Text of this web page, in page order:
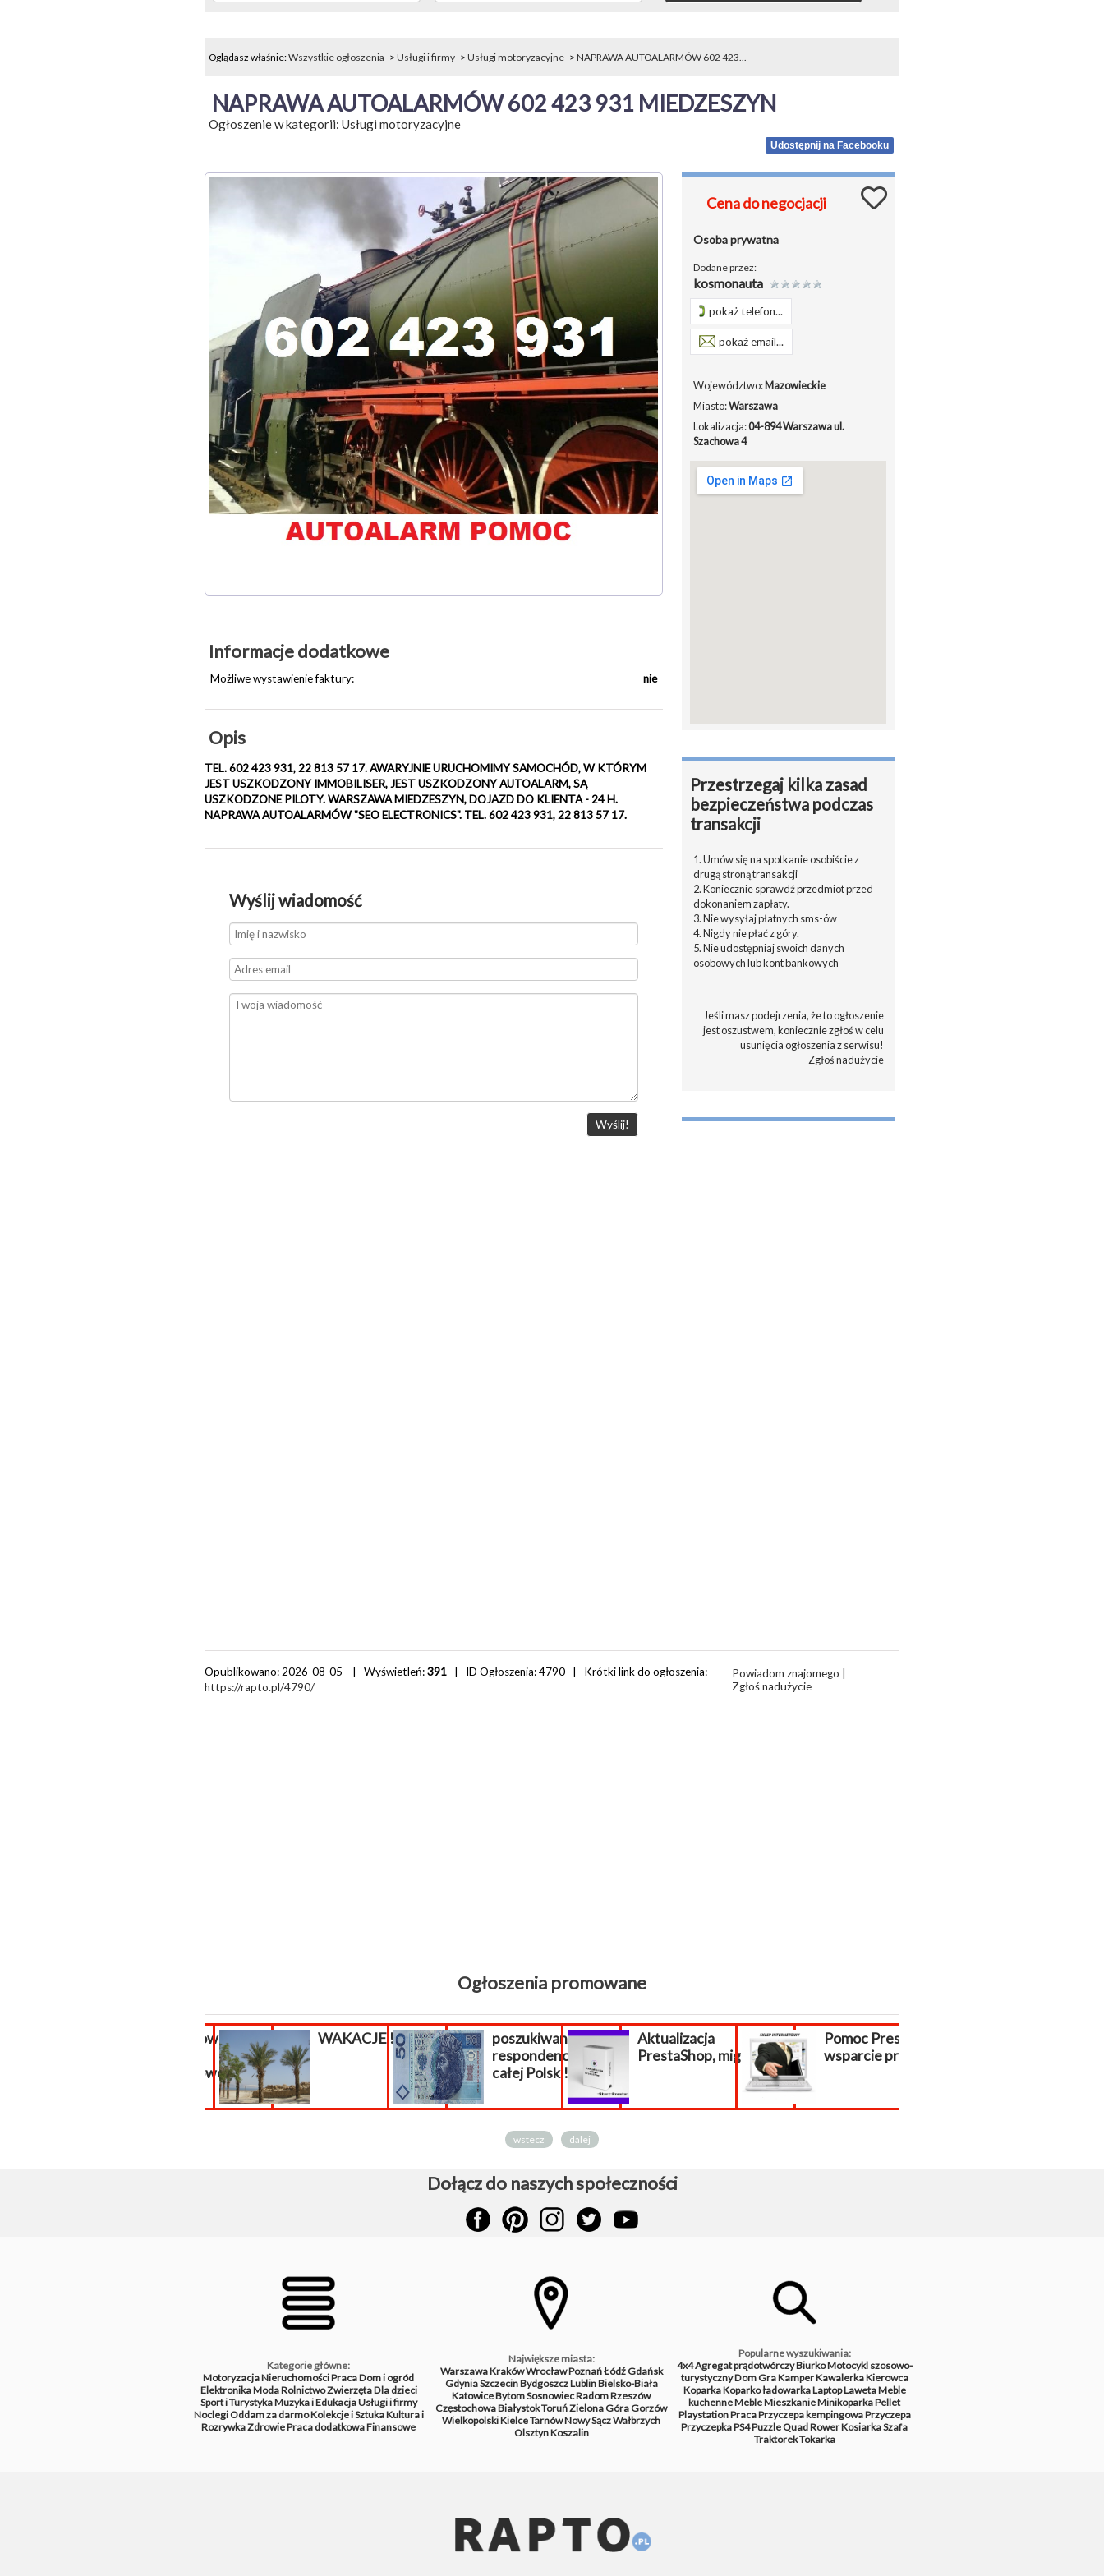
Oglądasz właśnie:Wszystkie ogłoszenia -> Usługi i firmy-> Usługi motoryzacyjne-> NAPRAWA AUTOALARMÓW 602 423...
NAPRAWA AUTOALARMÓW 602 423 931 MIEDZESZYN
Ogłoszenie w kategorii: Usługi motoryzacyjne
Udostępnij na Facebooku
Informacje dodatkowe
Możliwe wystawienie faktury: nie
Opis
TEL. 602 423 931, 22 813 57 17. AWARYJNIE URUCHOMIMY SAMOCHÓD, W KTÓRYM
JEST USZKODZONY IMMOBILISER, JEST USZKODZONY AUTOALARM, SĄ
USZKODZONE PILOTY. WARSZAWA MIEDZESZYN, DOJAZD DO KLIENTA - 24 H.
NAPRAWA AUTOALARMÓW "SEO ELECTRONICS". TEL. 602 423 931, 22 813 57 17.
Wyślij wiadomość
Cena do negocjacji
Osoba prywatna
Dodane przez:
kosmonauta
pokaż telefon...
pokaż email...
Województwo:Mazowieckie
Miasto:Warszawa
Lokalizacja:04-894 Warszawa ul.
Szachowa 4
Przestrzegaj kilka zasad
bezpieczeństwa podczas
transakcji
1. Umów się na spotkanie osobiście z
drugą stroną transakcji
2. Koniecznie sprawdź przedmiot przed
dokonaniem zapłaty.
3. Nie wysyłaj płatnych sms-ów
4. Nigdy nie płać z góry.
5. Nie udostępniaj swoich danych
osobowych lub kont bankowych
Jeśli masz podejrzenia, że to ogłoszenie
jest oszustwem, koniecznie zgłoś w celu
usunięcia ogłoszenia z serwisu!
Zgłoś nadużycie
Opublikowano: 2026-08-05 | Wyświetleń:391| ID Ogłoszenia:4790| Krótki link do ogłoszenia:
https://rapto.pl/4790/
Powiadom znajomego
Zgłoś nadużycie
Ogłoszenia promowane
Odwirusowanie
internetowej...
WAKACJE !!!
poszukiwani
respondenci z
całej Polski!
Aktualizacja
PrestaShop, migracja...
Pomoc PrestaShop,
wsparcie prestashop
wstecz dalej
Dołącz do naszych społeczności
Kategorie główne:
MotoryzacjaNieruchomościPracaDom i ogród
ElektronikaModaRolnictwoZwierzętaDla dzieci
Sport i TurystykaMuzyka i EdukacjaUsługi i firmy
NoclegiOddam za darmoKolekcje i SztukaKultura i
RozrywkaZdrowiePraca dodatkowaFinansowe
Największe miasta:
WarszawaKrakówWrocławPoznańŁódźGdańsk
GdyniaSzczecinBydgoszczLublinBielsko-Biała
KatowiceBytomSosnowiecRadomRzeszów
CzęstochowaBiałystokToruńZielona GóraGorzów
WielkopolskiKielceTarnówNowy SączWałbrzych
OlsztynKoszalin
Popularne wyszukiwania:
4x4Agregat prądotwórczyBiurkoMotocykl szosowo-
turystycznyDomGraKamperKawalerkaKierowca
KoparkaKoparko ładowarkaLaptopLawetaMeble
kuchenneMebleMieszkanieMinikoparkaPellet
PlaystationPracaPrzyczepa kempingowaPrzyczepa
PrzyczepkaPS4PuzzleQuadRowerKosiarkaSzafa
TraktorekTokarka